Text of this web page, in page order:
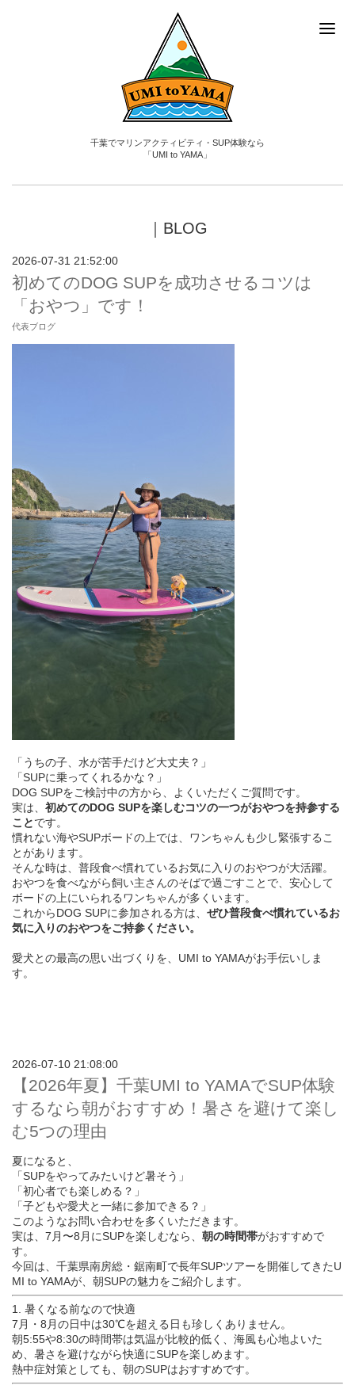
千葉でマリンアクティビティ・SUP体験なら
「UMI to YAMA」
｜BLOG
2026-07-31 21:52:00
初めてのDOG SUPを成功させるコツは
「おやつ」です！
代表ブログ
「うちの子、水が苦手だけど大丈夫？」
「SUPに乗ってくれるかな？」
DOG SUPをご検討中の方から、よくいただくご質問です。
実は、 初めてのDOG SUPを楽しむコツの一つがおやつを持参する
ことです。
慣れない海やSUPボードの上では、ワンちゃんも少し緊張するこ
とがあります。
そんな時は、普段食べ慣れているお気に入りのおやつが大活躍。
おやつを食べながら飼い主さんのそばで過ごすことで、安心して
ボードの上にいられるワンちゃんが多くいます。
これからDOG SUPに参加される方は、 ぜひ普段食べ慣れているお
気に入りのおやつをご持参ください。
愛犬との最高の思い出づくりを、UMI to YAMAがお手伝いしま
す。
2026-07-10 21:08:00
【2026年夏】千葉UMI to YAMAでSUP体験
するなら朝がおすすめ！暑さを避けて楽し
む5つの理由
夏になると、
「SUPをやってみたいけど暑そう」
「初心者でも楽しめる？」
「子どもや愛犬と一緒に参加できる？」
このようなお問い合わせを多くいただきます。
実は、7月〜8月にSUPを楽しむなら、 朝の時間帯がおすすめで
す。
今回は、千葉県南房総・鋸南町で長年SUPツアーを開催してきたU
MI to YAMAが、朝SUPの魅力をご紹介します。
1. 暑くなる前なので快適
7月・8月の日中は30℃を超える日も珍しくありません。
朝5:55や8:30の時間帯は気温が比較的低く、海風も心地よいた
め、暑さを避けながら快適にSUPを楽しめます。
熱中症対策としても、朝のSUPはおすすめです。